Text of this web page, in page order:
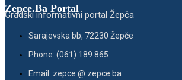
Zepce.Ba Portal
Gradski informativni portal Žepča
Sarajevska bb, 72230 Žepče
Phone: (061) 189 865
Email: zepce @ zepce.ba